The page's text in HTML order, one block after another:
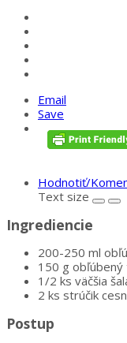
Email
Save
Hodnotiť/
Text size
Ingrediencie
200-250 ml
150 g
1/2 ks väčšia
2 ks strúčik
Postup